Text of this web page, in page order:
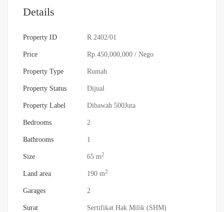
Details
Property ID R 2402/01
Price Rp.450,000,000 / Nego
Property Type Rumah
Property Status Dijual
Property Label Dibawah 500Juta
Bedrooms 2
Bathrooms 1
Size 65 m2
Land area 190 m2
Garages 2
Surat Sertifikat Hak Milik (SHM)